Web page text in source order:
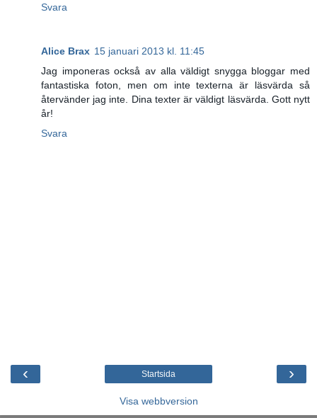
Svara
Alice Brax 15 januari 2013 kl. 11:45
Jag imponeras också av alla väldigt snygga bloggar med
fantastiska foton, men om inte texterna är läsvärda så
återvänder jag inte. Dina texter är väldigt läsvärda. Gott nytt
år!
Svara
‹ ›
Startsida
Visa webbversion